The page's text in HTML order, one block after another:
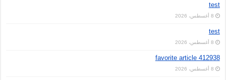
test
8 أغسطس، 2026
test
8 أغسطس، 2026
favorite article 412938
8 أغسطس، 2026